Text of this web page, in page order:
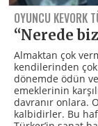
OYUNCU KEVORK
“Nerede
Almaktan çok
kendilerinden
dönemde ödün
emeklerinin
davranır onlara.
kalbidirler. Bu